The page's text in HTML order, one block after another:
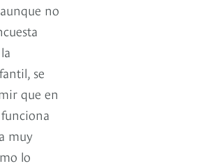
no
se
que en
muy
lo